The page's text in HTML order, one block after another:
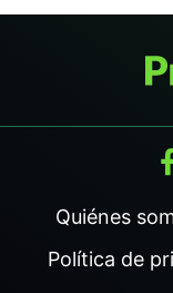
Quiénes
Política de